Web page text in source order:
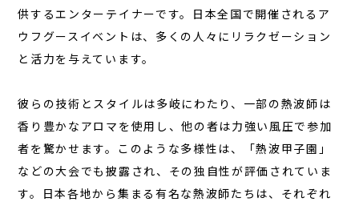
食事
アクティビティ
FAQ
コラム
お知らせ
供するエンターテイナーです。
日本全国で開催されるア
ウフグースイベント は、多くの人々にリラクゼーション
と活力を与えています。
彼らの技術とスタイルは多岐にわたり、一部の熱波師は
香り豊かなアロマ を使用し、他の者は力強い風圧で参加
者を驚かせます。このような多様性は、「熱波甲子園」
などの大会でも披露され、その独自性が評価されていま
す。日本各地から集まる有名な熱波師たちは、それぞれ